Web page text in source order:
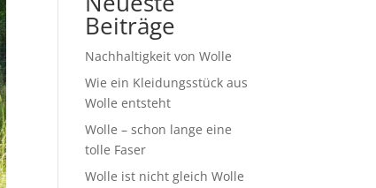
Beiträge
Nachhaltigkeit von Wolle
Wie ein Kleidungsstück aus
Wolle entsteht
Wolle – schon lange eine
tolle Faser
Wolle ist nicht gleich Wolle